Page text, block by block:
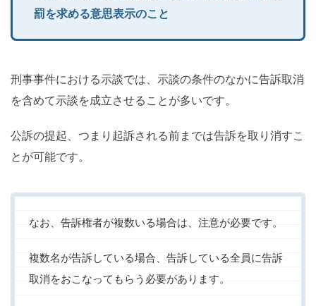
罰を求める意思表示のこと
刑事事件における示談では、示談の条件のなかに告訴取消
を含めて示談を成立させることが多いです。
公訴の提起、つまり起訴される前までは告訴を取り消すこ
とが可能です。
なお、告訴権者が複数いる場合は、注意が必要です。
複数名が告訴している場合、告訴している全員に告訴
取消をおこなってもらう必要があります。